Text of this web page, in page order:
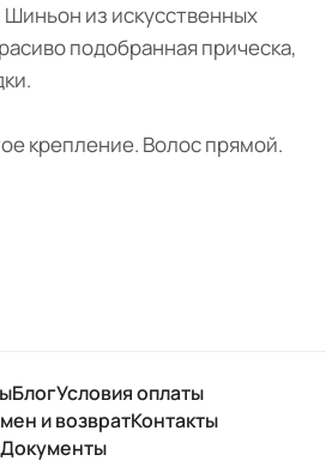
из искусственных
подобранная прическа,
крепление. Волос прямой.
БлогУсловия оплаты
и возвратКонтакты
Документы